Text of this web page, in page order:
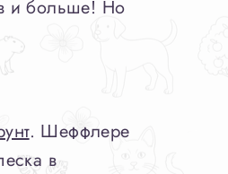
и больше! Но
. Шеффлере
в